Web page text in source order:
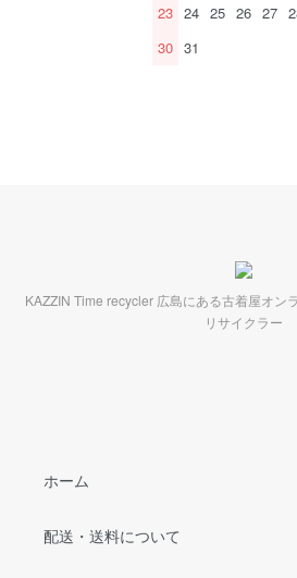
23 24 25 26 27
30 31
KAZZIN Time recycler 広島にある古着屋オン
リサイクラー
ホーム
配送・送料について